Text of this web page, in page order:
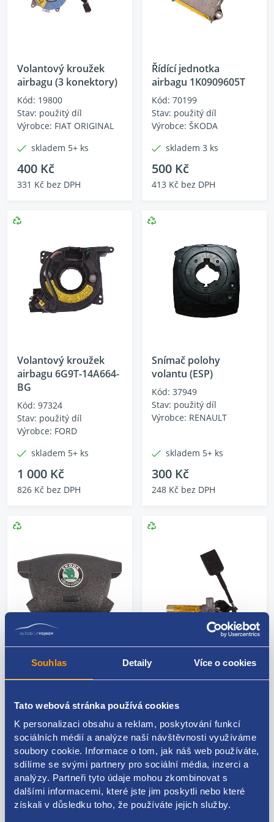
Souhlas Detaily Více o cookies
Tato webová stránka používá cookies
K personalizaci obsahu a reklam, poskytování funkcí
sociálních médií a analýze naší návštěvnosti využíváme
soubory cookie. Informace o tom, jak náš web používáte,
sdílíme se svými partnery pro sociální média, inzerci a
analýzy. Partneři tyto údaje mohou zkombinovat s
dalšími informacemi, které jste jim poskytli nebo které
získali v důsledku toho, že používáte jejich služby.
Volantový kroužek
airbagu (3 konektory)
Kód: 19800
Stav: použitý díl
Výrobce: FIAT ORIGINAL
skladem 5+ ks
400 Kč
331 Kč bez DPH
Řídící jednotka
airbagu 1K0909605T
Kód: 70199
Stav: použitý díl
Výrobce: ŠKODA
skladem 3 ks
500 Kč
413 Kč bez DPH
Volantový kroužek
airbagu 6G9T-14A664-
BG
Kód: 97324
Stav: použitý díl
Výrobce: FORD
skladem 5+ ks
1 000 Kč
826 Kč bez DPH
Snímač polohy
volantu (ESP)
Kód: 37949
Stav: použitý díl
Výrobce: RENAULT
skladem 5+ ks
300 Kč
248 Kč bez DPH
Airbag řidiče
61305245D
Stav: použitý díl
Výrobce: ŠKODA
skladem 5+ ks
150 Kč
124 Kč bez DPH
Levý přední předpínač
pásu
Stav: použitý díl
Výrobce: RENAULT
skladem 2 ks
500 Kč
413 Kč bez DPH